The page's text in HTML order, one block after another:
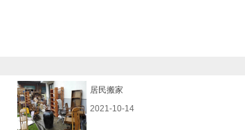
居民搬家
2021-10-14